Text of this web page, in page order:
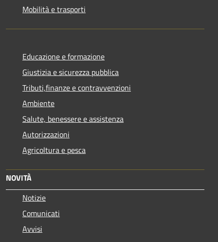
Mobilità e trasporti
Educazione e formazione
Giustizia e sicurezza pubblica
Tributi,finanze e contravvenzioni
Ambiente
Salute, benessere e assistenza
Autorizzazioni
Agricoltura e pesca
NOVITÀ
Notizie
Comunicati
Avvisi